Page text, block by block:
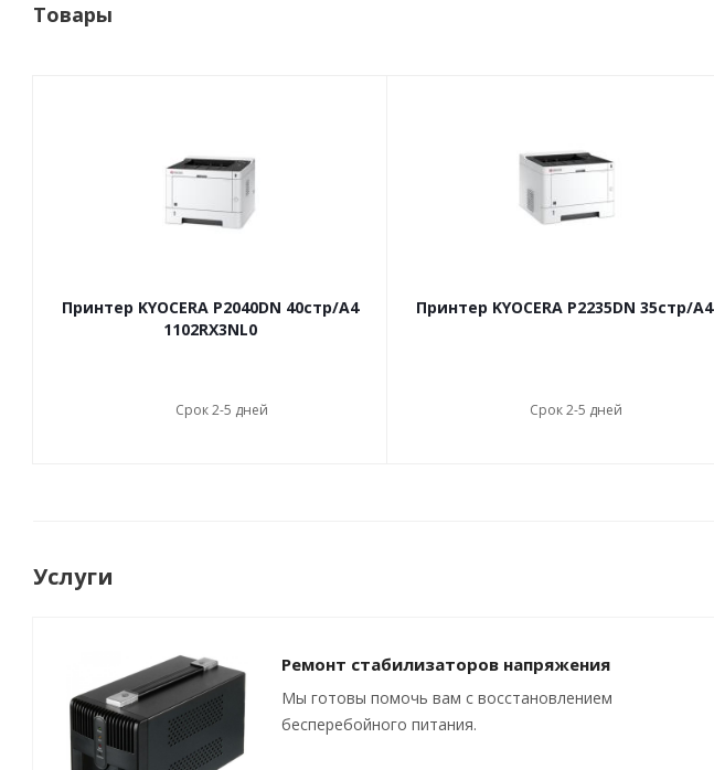
Товары
Принтер KYOCERA P2040DN 40стр/А4
1102RX3NL0
Срок 2-5 дней
Принтер KYOCERA P2235DN 35стр/А4
Срок 2-5 дней
Услуги
Ремонт стабилизаторов напряжения
Мы готовы помочь вам с восстановлением
бесперебойного питания.